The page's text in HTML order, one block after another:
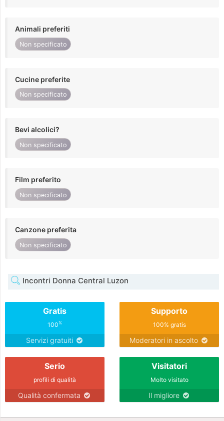
Animali preferiti
Non specificato
Cucine preferite
Non specificato
Bevi alcolici?
Non specificato
Film preferito
Non specificato
Canzone preferita
Non specificato
Incontri Donna Central Luzon
Gratis
100%
Servizi gratuiti
Supporto
100% gratis
Moderatori in ascolto
Serio
profili di qualità
Qualità confermata
Visitatori
Molto visitato
Il migliore